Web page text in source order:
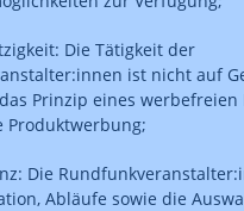
Die Tätigkeit der
ist nicht auf
Prinzip eines werbefreien
Produktwerbung;
Die
Abläufe sowie die